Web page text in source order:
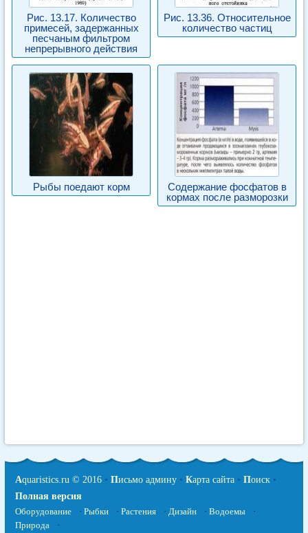
Рис. 13.17. Количество
примесей, задержанных
песчаным фильтром
непрерывного действия
Рис. 13.36. Относительное
количество частиц
Рыбы поедают корм
Содержание фосфатов в
кормах после разморозки
Aquaristics.ru © 2016 • Письмо админу • Карта сайта • Поиск •
Полная версия
Оборудование
· Рыбки · Растения · Дизайн · Водоемы
·
Природа
·